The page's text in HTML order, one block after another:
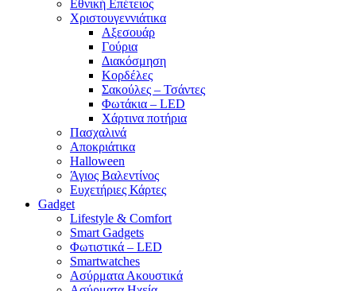
Εθνική Επέτειος
Χριστουγεννιάτικα
Αξεσουάρ
Γούρια
Διακόσμηση
Κορδέλες
Σακούλες – Τσάντες
Φωτάκια – LED
Χάρτινα ποτήρια
Πασχαλινά
Αποκριάτικα
Halloween
Άγιος Βαλεντίνος
Ευχετήριες Κάρτες
Gadget
Lifestyle & Comfort
Smart Gadgets
Φωτιστικά – LED
Smartwatches
Ασύρματα Ακουστικά